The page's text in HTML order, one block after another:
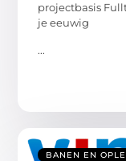
projectbasis
je eeuwig
...
BANEN EN